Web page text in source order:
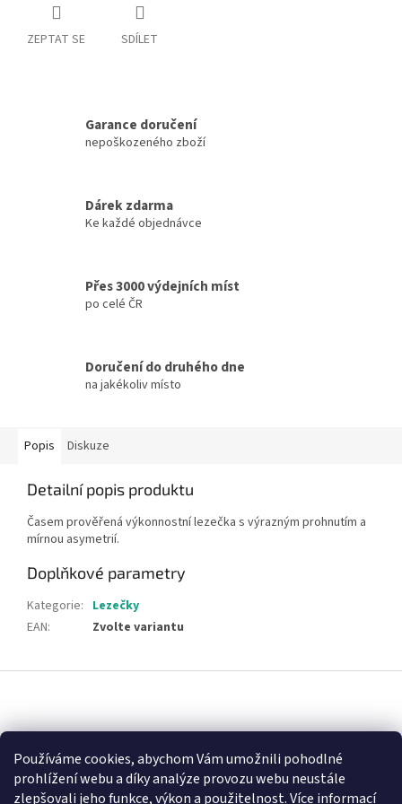
Používáme cookies, abychom Vám umožnili pohodlné
prohlížení webu a díky analýze provozu webu neustále
zlepšovali jeho funkce, výkon a použitelnost.Více informací
ZEPTAT SE SDÍLET
Garance doručení
nepoškozeného zboží
Dárek zdarma
Ke každé objednávce
Přes 3000 výdejních míst
po celé ČR
Doručení do druhého dne
na jakékoliv místo
Popis Diskuze
Detailní popis produktu
Časem prověřená výkonnostní lezečka s výrazným prohnutím a
mírnou asymetrií.
Doplňkové parametry
Kategorie: Lezečky
EAN: Zvolte variantu
a
0KS /0 KČ